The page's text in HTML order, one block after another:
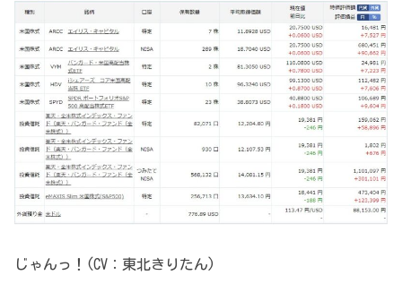
じゃんっ！(CV：東北きりたん)